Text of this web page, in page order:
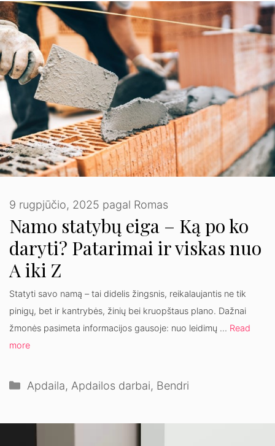
Namo statybų eiga – Ką po ko
daryti? Patarimai ir viskas nuo
A iki Z
9 rugpjūčio, 2025 pagal Romas
Statyti savo namą – tai didelis žingsnis, reikalaujantis ne tik
pinigų, bet ir kantrybės, žinių bei kruopštaus plano. Dažnai
žmonės pasimeta informacijos gausoje: nuo leidimų … Read
more
Kategorijos
Apdaila, Apdailos darbai, Bendri